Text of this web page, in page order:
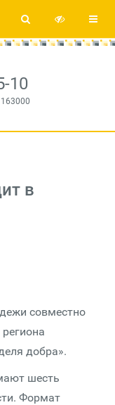
10
в
совместно
добра».
шесть
Формат